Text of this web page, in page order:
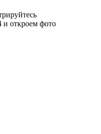
и откроем фото